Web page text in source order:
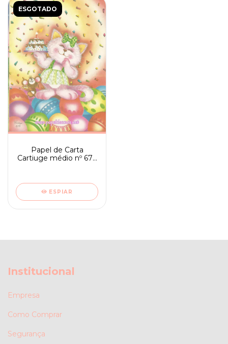
ESGOTADO
Papel de Carta
Cartiuge médio nº 679
ESPIAR
Institucional
Empresa
Como Comprar
Segurança